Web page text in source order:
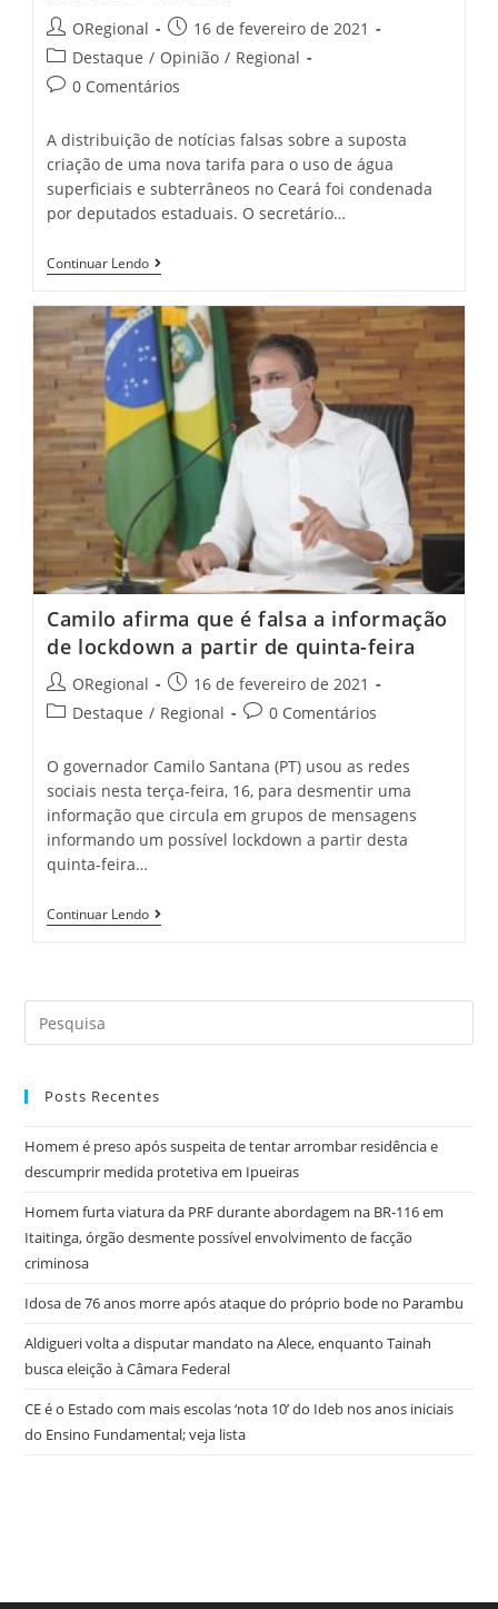
Post
author:
ORegional
Post
published:
16 de fevereiro de 2021
Post
category:
Destaque / Opinião / Regional
Post0 Comentários
A distribuição de notícias falsas sobre a suposta
criação de uma nova tarifa para o uso de água
superficiais e subterrâneos no Ceará foi condenada
por deputados estaduais. O secretário…
Continuar Lendo“Não
Há
Cobrança
De
Recursos
Hídricos”,
Reafirma
Secretário
Da
SRH,
Francisco
Teixeira
Camilo afirma que é falsa a informação
de lockdown a partir de quinta-feira
Post
author:
ORegional
Post
published:
16 de fevereiro de 2021
PostDestaque / Regional
Post0 Comentários
O governador Camilo Santana (PT) usou as redes
sociais nesta terça-feira, 16, para desmentir uma
informação que circula em grupos de mensagens
informando um possível lockdown a partir desta
quinta-feira…
Continuar LendoCamilo
Afirma
A
De
Partir
Feira
Search
this
Posts Recentes
Homem é preso após suspeita de tentar arrombar residência e
descumprir medida protetiva em Ipueiras
Homem furta viatura da PRF durante abordagem na BR-116 em
Itaitinga, órgão desmente possível envolvimento de facção
criminosa
Idosa de 76 anos morre após ataque do próprio bode no Parambu
Aldigueri volta a disputar mandato na Alece, enquanto Tainah
busca eleição à Câmara Federal
CE é o Estado com mais escolas ‘nota 10’ do Ideb nos anos iniciais
do Ensino Fundamental; veja lista